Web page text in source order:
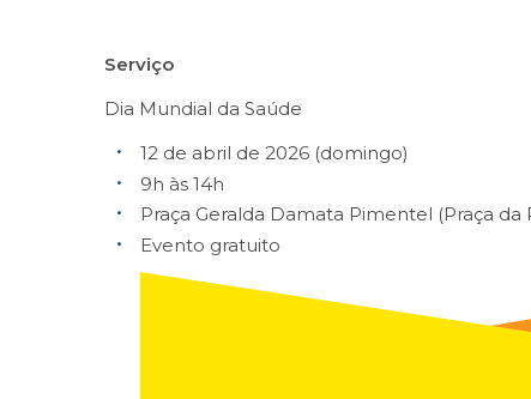
Serviço
Dia Mundial da Saúde
12 de abril de 2026 (domingo)
9h às 14h
Praça Geralda Damata Pimentel (Praça da
Evento gratuito